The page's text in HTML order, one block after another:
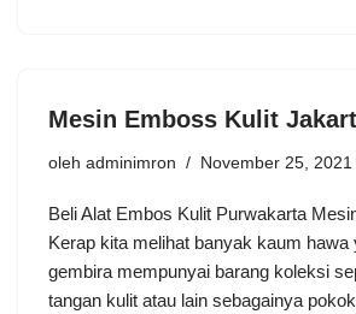
Mesin Emboss Kulit
oleh adminimron November 25, 2021
Beli Alat Embos Kulit Purwakarta
Kerap kita melihat banyak kaum hawa
gembira mempunyai barang koleksi
tangan kulit atau lain sebagainya